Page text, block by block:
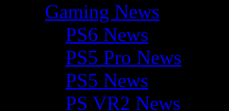
Gaming News
PS6 News
PS5 Pro News
PS5 News
PS VR2 News